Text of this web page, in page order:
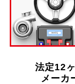
法定12
メーカ